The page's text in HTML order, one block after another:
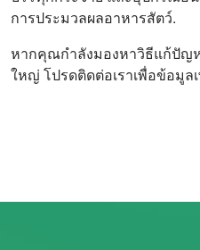
การประมวลผลอาหารสัตว์.
หากคุณกำลังมองหาวิธีแก้ปัญ
ใหญ่ โปรดติดต่อเราเพื่อข้อมูล